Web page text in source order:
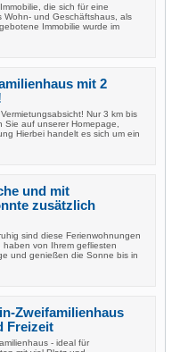
die sich für eine
und Geschäftshaus, als
Immobilie wurde im
mit 2
Nur 3 km bis
auf unserer Homepage,
Hierbei handelt es sich um ein
und mit
zusätzlich
sind diese Ferienwohnungen
von Ihrem gefliesten
und genießen die Sonne bis in
Zweifamilienhaus
Freizeit
- ideal für